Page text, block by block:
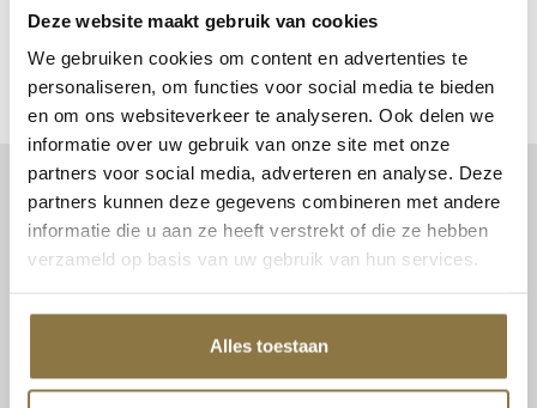
Deze website maakt gebruik van cookies
We gebruiken cookies om content en advertenties te
personaliseren, om functies voor social media te bieden
en om ons websiteverkeer te analyseren. Ook delen we
informatie over uw gebruik van onze site met onze
partners voor social media, adverteren en analyse. Deze
partners kunnen deze gegevens combineren met andere
informatie die u aan ze heeft verstrekt of die ze hebben
verzameld op basis van uw gebruik van hun services.
Alles toestaan
EAN 8717119025832, 8717119025849, 8717119025856
CONTACT
Patent Niveau BV
Haarbos 1
info@niveau-vbs.nl
BTW: NL815131999B01